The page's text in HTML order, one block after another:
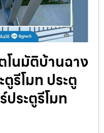
โนมัติบ้านฉาง
รีโมท ประตู
ระตูรีโมท